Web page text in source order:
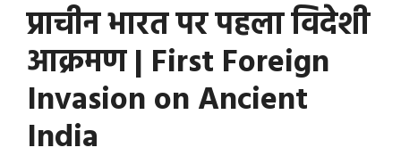
प्राचीन भारत पर पहला विदेशी
आक्रमण | First Foreign
Invasion on Ancient
India